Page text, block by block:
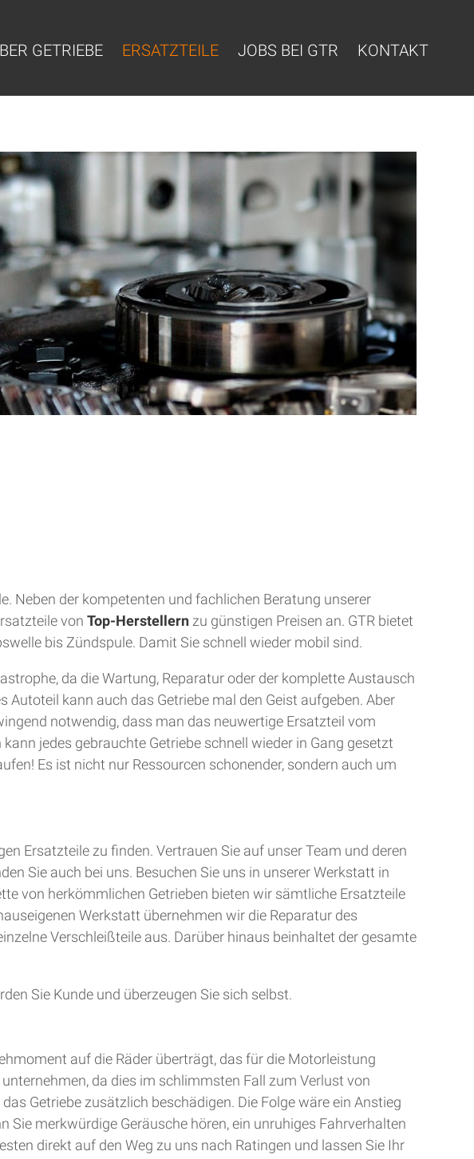
GETRIEBE ERSATZTEILE JOBS BEI GTR KONTAKT
Neben der kompetenten und fachlichen Beratung unserer
von Top-Herstellern zu günstigen Preisen an. GTR bietet
bis Zündspule. Damit Sie schnell wieder mobil sind.
da die Wartung, Reparatur oder der komplette Austausch
Autoteil kann auch das Getriebe mal den Geist aufgeben. Aber
notwendig, dass man das neuwertige Ersatzteil vom
jedes gebrauchte Getriebe schnell wieder in Gang gesetzt
Es ist nicht nur Ressourcen schonender, sondern auch um
Ersatzteile zu finden. Vertrauen Sie auf unser Team und deren
Sie auch bei uns. Besuchen Sie uns in unserer Werkstatt in
von herkömmlichen Getrieben bieten wir sämtliche Ersatzteile
Werkstatt übernehmen wir die Reparatur des
Verschleißteile aus. Darüber hinaus beinhaltet der gesamte
Sie Kunde und überzeugen Sie sich selbst.
auf die Räder überträgt, das für die Motorleistung
da dies im schlimmsten Fall zum Verlust von
Getriebe zusätzlich beschädigen. Die Folge wäre ein Anstieg
merkwürdige Geräusche hören, ein unruhiges Fahrverhalten
direkt auf den Weg zu uns nach Ratingen und lassen Sie Ihr